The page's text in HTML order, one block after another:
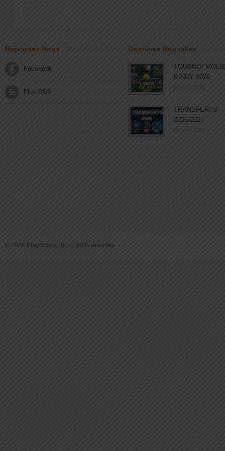
Rejoignez-Nous
Facebook
Flux RSS
Dernières Nouvelles
TOURNOI
KINDY 2026
03 août 2026
TRANSFERTS
2026/2027
03 août 2026
© 2026 BraySports. Tous droits reservés.